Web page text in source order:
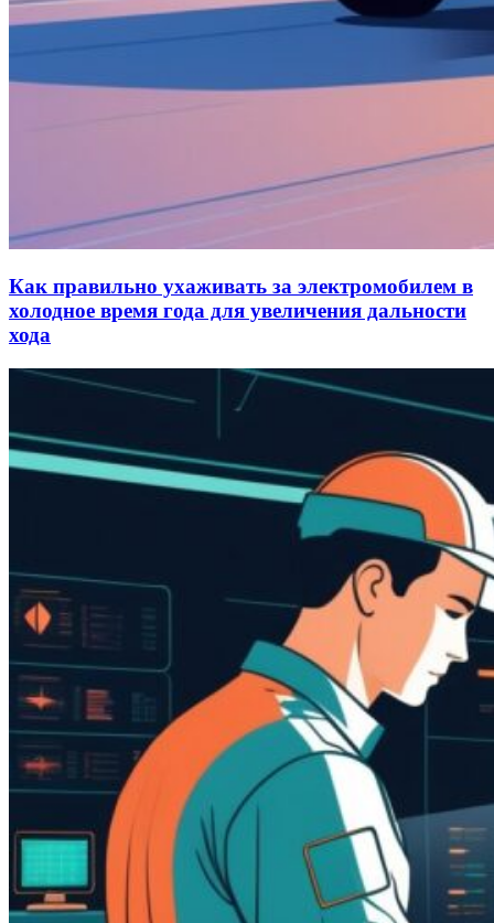
Как правильно ухаживать за электромобилем в
холодное время года для увеличения дальности
хода